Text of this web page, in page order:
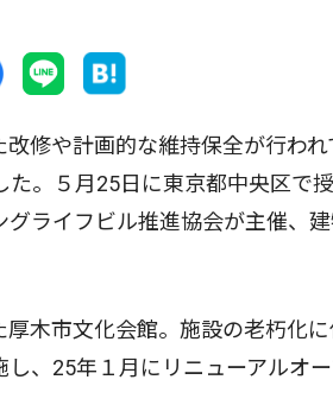
修や計画的な維持保全が行わ
。５月25日に東京都中央区で
ライフビル推進協会が主催、
木市文化会館。施設の老朽化に
、25年１月にリニューアルオー